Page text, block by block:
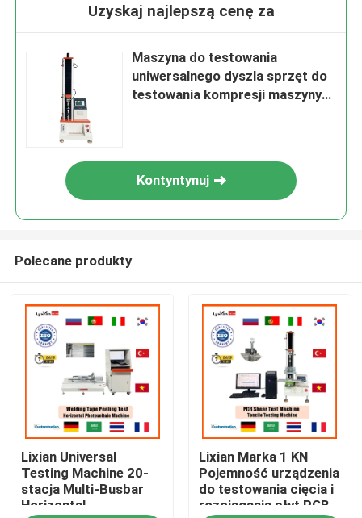
Produkty
Pokaz VR
Uzyskaj najlepszą cenę za
Maszyna do testowania
uniwersalnego dyszla sprzęt do
testowania kompresji maszyny
Kontyntynuj
Polecane produkty
Lixian Universal
Testing Machine 20-
stacja Multi-Busbar
Horizontal
Lixian Marka 1 KN
Pojemność urządzenia
do testowania cięcia i
rozciągania płyt PCB